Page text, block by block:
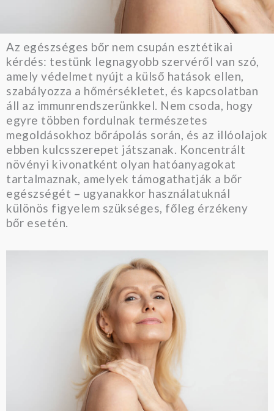
Az egészséges bőr nem csupán esztétikai
kérdés: testünk legnagyobb szervéről van szó,
amely védelmet nyújt a külső hatások ellen,
szabályozza a hőmérsékletet, és kapcsolatban
áll az immunrendszerünkkel. Nem csoda, hogy
egyre többen fordulnak természetes
megoldásokhoz bőrápolás során, és az illóolajok
ebben kulcsszerepet játszanak. Koncentrált
növényi kivonatként olyan hatóanyagokat
tartalmaznak, amelyek támogathatják a bőr
egészségét – ugyanakkor használatuknál
különös figyelem szükséges, főleg érzékeny
bőr esetén.